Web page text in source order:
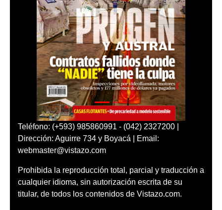
Teléfono: (+593) 985860991 - (042) 2327200 |
Dirección: Aguirre 734 y Boyacá | Email:
webmaster@vistazo.com
Prohibida la reproducción total, parcial y traducción a
cualquier idioma, sin autorización escrita de su
titular, de todos los contenidos de Vistazo.com.